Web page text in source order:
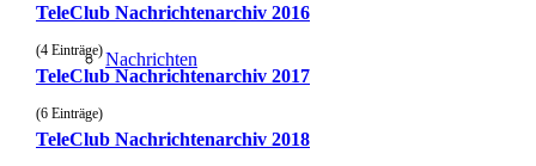
Nachrichten
TeleClub Nachrichtenarchiv 2016
(4 Einträge)
TeleClub Nachrichtenarchiv 2017
(6 Einträge)
TeleClub Nachrichtenarchiv 2018